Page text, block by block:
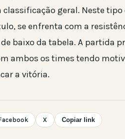
geral. Neste
se enfrenta com a
baixo da tabela. A partida
ambos os times tendo
a vitória.
X Copiar link